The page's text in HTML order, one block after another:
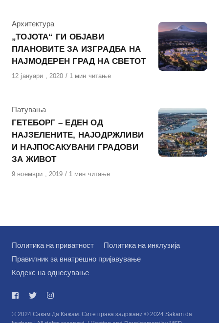
КАтегорија
Архитектура
„ТОЈОТА“ ГИ ОБЈАВИ
ПЛАНОВИТЕ ЗА ИЗГРАДБА НА
НАЈМОДЕРЕН ГРАД НА СВЕТОТ
Објавено
12 јануари , 2020 1 мин читање
КАтегорија
Патувања
ГЕТЕБОРГ – ЕДЕН ОД
НАЈЗЕЛЕНИТЕ, НАЈОДРЖЛИВИ
И НАЈПОСАКУВАНИ ГРАДОВИ
ЗА ЖИВОТ
Објавено
9 ноември , 2019 1 мин читање
Политика на приватност
Политика на инклузија
Правилник за внатрешно пријавување
Кодекс на однесување
© 2024 Сакам Да Кажам. Сите права задржани © 2024 Sakam da